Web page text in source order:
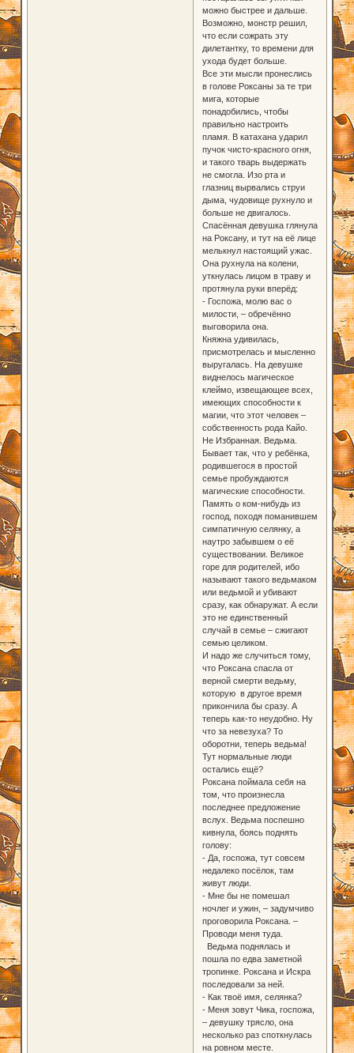
можно быстрее и дальше.
Возможно, монстр решил,
что если сожрать эту
дилетантку, то времени для
ухода будет больше.
Все эти мысли пронеслись
в голове Роксаны за те три
мига, которые
понадобились, чтобы
правильно настроить
пламя. В катахана ударил
пучок чисто-красного огня,
и такого тварь выдержать
не смогла. Изо рта и
глазниц вырвались струи
дыма, чудовище рухнуло и
больше не двигалось.
Спасённая девушка глянула
на Роксану, и тут на её лице
мелькнул настоящий ужас.
Она рухнула на колени,
уткнулась лицом в траву и
протянула руки вперёд:
- Госпожа, молю вас о
милости, – обречённо
выговорила она.
Княжна удивилась,
присмотрелась и мысленно
выругалась. На девушке
виднелось магическое
клеймо, извещающее всех,
имеющих способности к
магии, что этот человек –
собственность рода Кайо.
Не Избранная. Ведьма.
Бывает так, что у ребёнка,
родившегося в простой
семье пробуждаются
магические способности.
Память о ком-нибудь из
господ, походя поманившем
симпатичную селянку, а
наутро забывшем о её
существовании. Великое
горе для родителей, ибо
называют такого ведьмаком
или ведьмой и убивают
сразу, как обнаружат. А если
это не единственный
случай в семье – сжигают
семью целиком.
И надо же случиться тому,
что Роксана спасла от
верной смерти ведьму,
которую в другое время
прикончила бы сразу. А
теперь как-то неудобно. Ну
что за невезуха? То
оборотни, теперь ведьма!
Тут нормальные люди
остались ещё?
Роксана поймала себя на
том, что произнесла
последнее предложение
вслух. Ведьма поспешно
кивнула, боясь поднять
голову:
- Да, госпожа, тут совсем
недалеко посёлок, там
живут люди.
- Мне бы не помешал
ночлег и ужин, – задумчиво
проговорила Роксана. –
Проводи меня туда.
Ведьма поднялась и
пошла по едва заметной
тропинке. Роксана и Искра
последовали за ней.
- Как твоё имя, селянка?
- Меня зовут Чика, госпожа,
– девушку трясло, она
несколько раз споткнулась
на ровном месте.